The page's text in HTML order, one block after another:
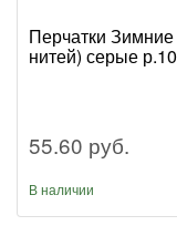
Перчатки
нитей) серые
55.60 руб.
В наличии